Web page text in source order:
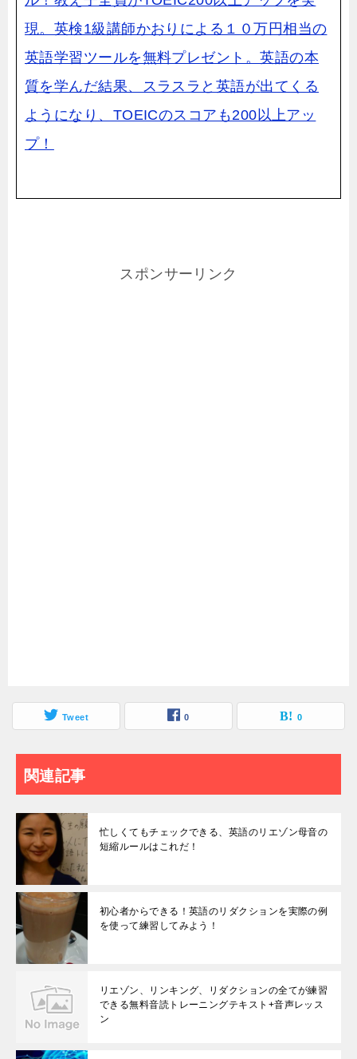
現。英検1級講師かおりによる１０万円相当の
英語学習ツールを無料プレゼント。英語の本
質を学んだ結果、スラスラと英語が出てくる
ようになり、TOEICのスコアも200以上アッ
プ！
スポンサーリンク
Tweet 0 0
関連記事
忙しくてもチェックできる、英語のリエゾン母音の
短縮ルールはこれだ！
初心者からできる！英語のリダクションを実際の例
を使って練習してみよう！
リエゾン、リンキング、リダクションの全てが練習
できる無料音読トレーニングテキスト+音声レッス
ン